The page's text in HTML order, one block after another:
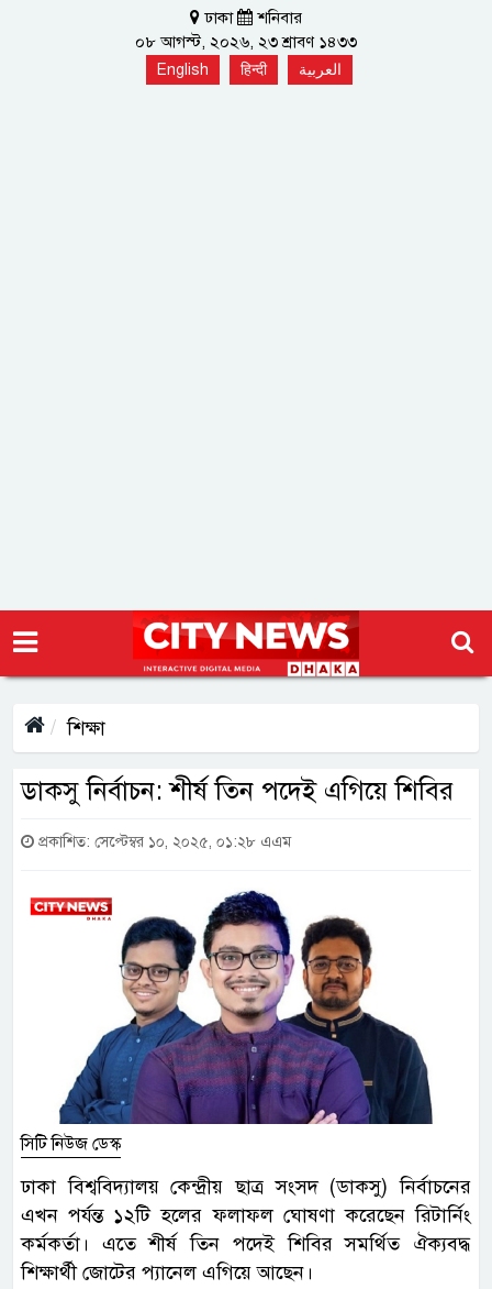
ঢাকা
শনিবার
০৮ আগস্ট, ২০২৬, ২৩ শ্রাবণ ১৪৩৩
English हिन्दी العربية
শিক্ষা
ডাকসু নির্বাচন: শীর্ষ তিন পদেই এগিয়ে শিবির
প্রকাশিত: সেপ্টেম্বর ১০, ২০২৫, ০১:২৮ এএম
সিটি নিউজ ডেস্ক
ঢাকা বিশ্ববিদ্যালয় কেন্দ্রীয় ছাত্র সংসদ (ডাকসু) নির্বাচনের
এখন পর্যন্ত ১২টি হলের ফলাফল ঘোষণা করেছেন রিটার্নিং
কর্মকর্তা। এতে শীর্ষ তিন পদেই শিবির সমর্থিত ঐক্যবদ্ধ
শিক্ষার্থী জোটের প্যানেল এগিয়ে আছেন।